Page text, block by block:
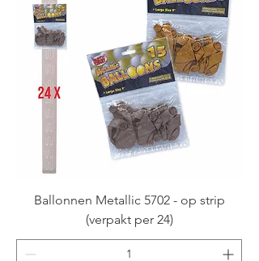
Ballonnen Metallic 5702 - op strip
(verpakt per 24)